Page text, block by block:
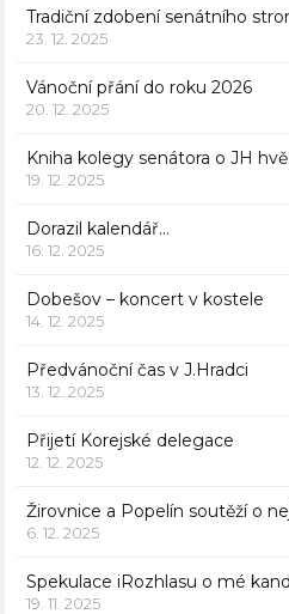
Tradiční zdobení senátního
23. 12. 2025
Vánoční přání do roku 2026
20. 12. 2025
Kniha kolegy senátora o JH
19. 12. 2025
Dorazil kalendář…
16. 12. 2025
Dobešov – koncert v kostele
14. 12. 2025
Předvánoční čas v J.Hradci
13. 12. 2025
Přijetí Korejské delegace
12. 12. 2025
Žirovnice a Popelín soutěží o
6. 12. 2025
Spekulace iRozhlasu o mé
19. 11. 2025